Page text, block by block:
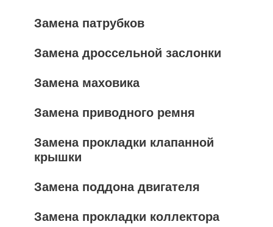
Замена патрубков
Замена дроссельной заслонки
Замена маховика
Замена приводного ремня
Замена прокладки клапанной
крышки
Замена поддона двигателя
Замена прокладки коллектора